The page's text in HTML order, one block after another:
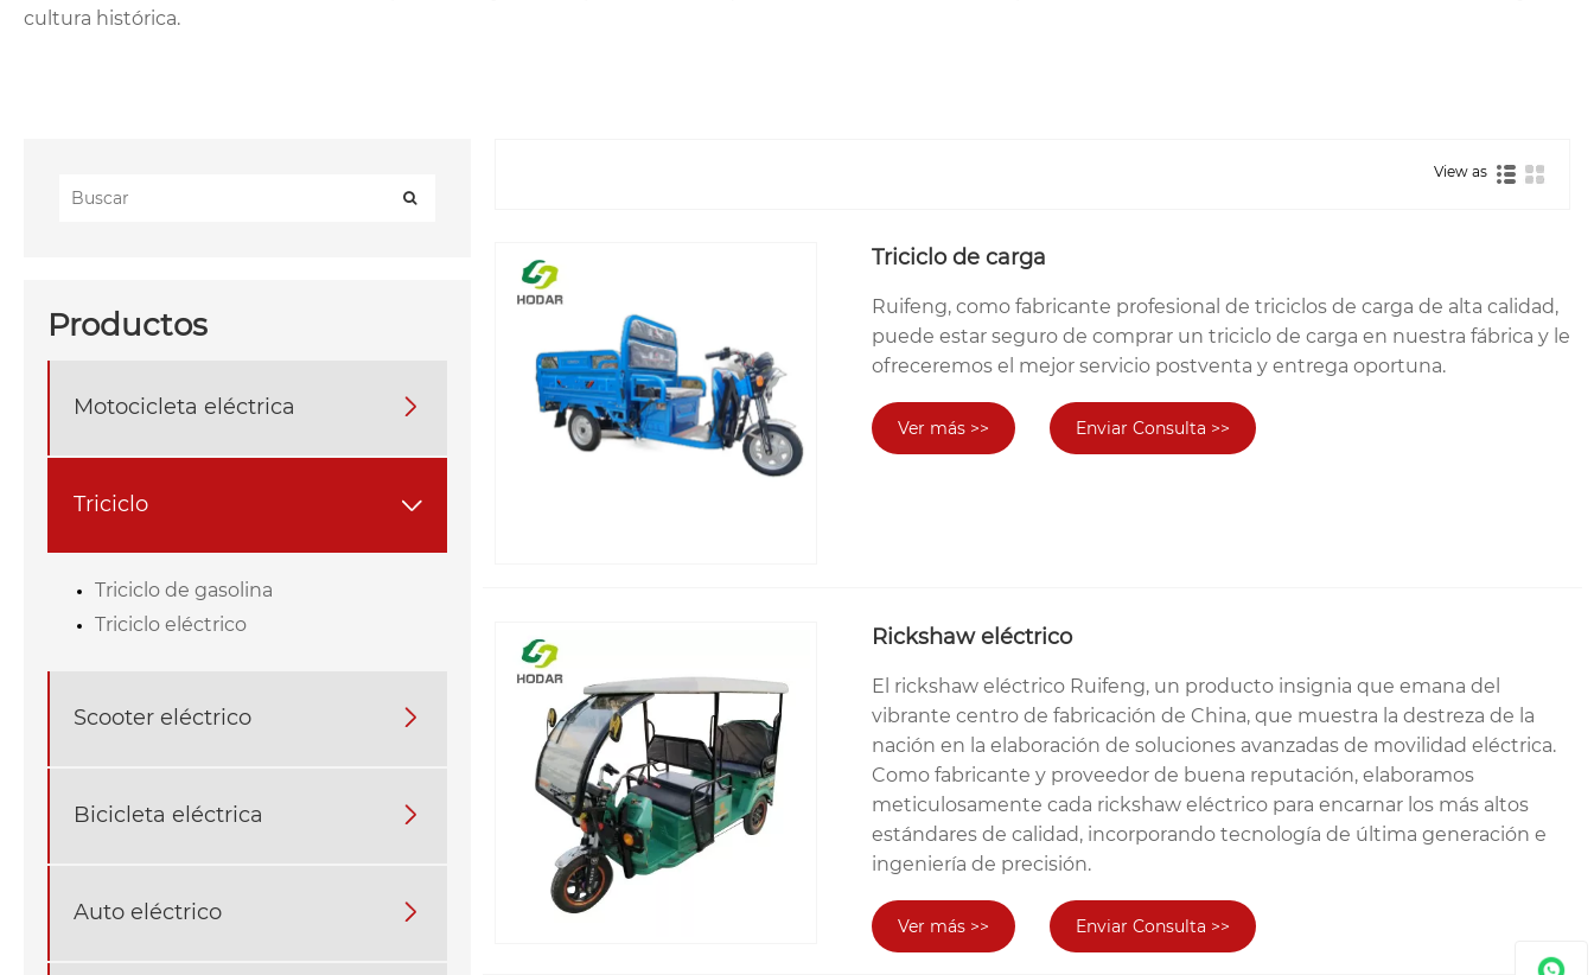
cultura histórica.
Productos
Motocicleta eléctrica 
Triciclo 
Triciclo de gasolina
Triciclo eléctrico
Scooter eléctrico 
Bicicleta eléctrica 
Auto eléctrico 
View as
Triciclo de carga
Ruifeng, como fabricante profesional de triciclos de carga de alta calidad,
puede estar seguro de comprar un triciclo de carga en nuestra fábrica y le
ofreceremos el mejor servicio postventa y entrega oportuna.
Ver más >> Enviar Consulta >>
Rickshaw eléctrico
El rickshaw eléctrico Ruifeng, un producto insignia que emana del
vibrante centro de fabricación de China, que muestra la destreza de la
nación en la elaboración de soluciones avanzadas de movilidad eléctrica.
Como fabricante y proveedor de buena reputación, elaboramos
meticulosamente cada rickshaw eléctrico para encarnar los más altos
estándares de calidad, incorporando tecnología de última generación e
ingeniería de precisión.
Ver más >> Enviar Consulta >>